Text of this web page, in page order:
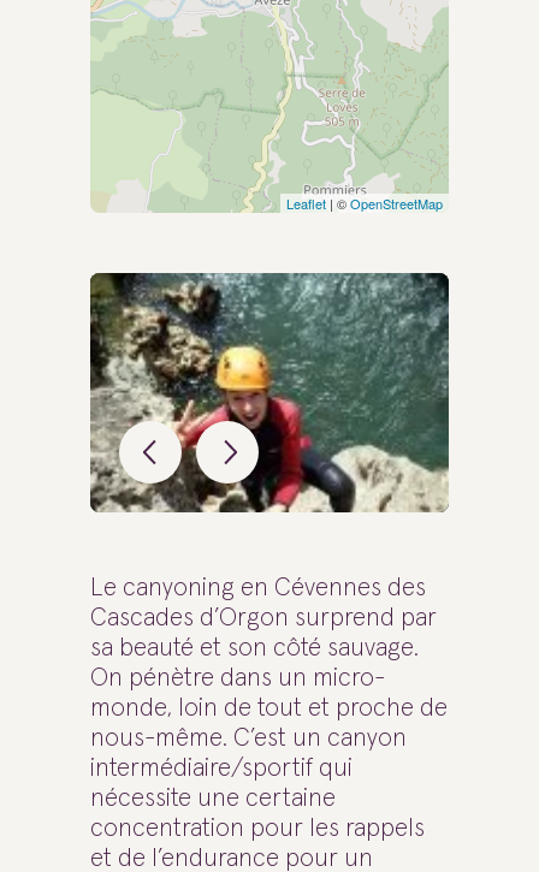
Leaflet | ©OpenStreetMap
Le canyoning en Cévennes des
Cascades d’Orgon surprend par
sa beauté et son côté sauvage.
On pénètre dans un micro-
monde, loin de tout et proche de
nous-même. C’est un canyon
intermédiaire/sportif qui
nécessite une certaine
concentration pour les rappels
et de l’endurance pour un